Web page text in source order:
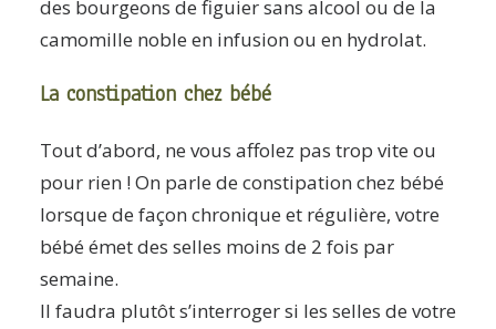
des bourgeons de figuier sans alcool ou de la
camomille noble en infusion ou en hydrolat.
La constipation chez bébé
Tout d’abord, ne vous affolez pas trop vite ou
pour rien ! On parle de constipation chez bébé
lorsque de façon chronique et régulière, votre
bébé émet des selles moins de 2 fois par
semaine.
Il faudra plutôt s’interroger si les selles de votre